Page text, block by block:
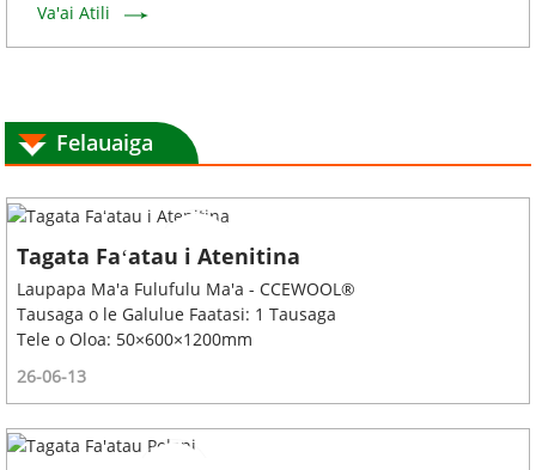
Va'ai Atili
Felauaiga
Tagata Faʻatau i Atenitina
Laupapa Ma'a Fulufulu Ma'a - CCEWOOL®
Tausaga o le Galulue Faatasi: 1 Tausaga
Tele o Oloa: 50×600×1200mm
26-06-13